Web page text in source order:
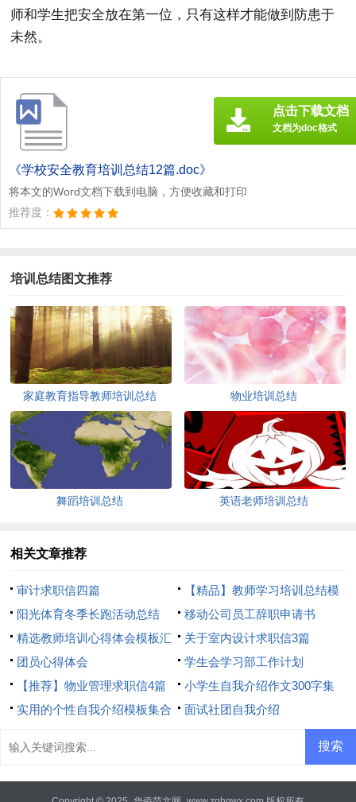
师和学生把安全放在第一位，只有这样才能做到防患于
未然。
《学校安全教育培训总结12篇.doc》
将本文的Word文档下载到电脑，方便收藏和打印
推荐度：
点击下载文档
文档为doc格式
培训总结图文推荐
家庭教育指导教师培训总结 物业培训总结
舞蹈培训总结 英语老师培训总结
相关文章推荐
审计求职信四篇
【精品】教师学习培训总结模
板8篇
阳光体育冬季长跑活动总结
移动公司员工辞职申请书
精选教师培训心得体会模板汇
总8篇
关于室内设计求职信3篇
团员心得体会
学生会学习部工作计划
【推荐】物业管理求职信4篇
小学生自我介绍作文300字集
合7篇
实用的个性自我介绍模板集合
面试社团自我介绍